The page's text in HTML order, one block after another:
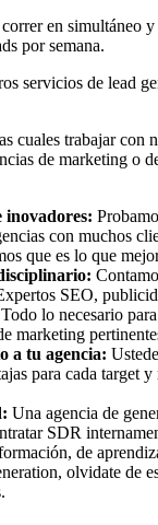
en simultáneo y
por semana.
servicios de lead
cuales trabajar con
de marketing o
inovadores:
con muchos
que es lo que
SEO,
lo necesario para
marketing
a tu agencia:
para cada target
Una agencia de
SDR
de
olvidate de